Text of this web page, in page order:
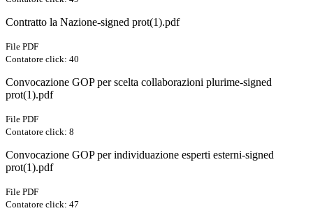
Contratto la Nazione-signed prot(1).pdf
File PDF
Contatore click: 40
Convocazione GOP per scelta collaborazioni plurime-signed
prot(1).pdf
File PDF
Contatore click: 8
Convocazione GOP per individuazione esperti esterni-signed
prot(1).pdf
File PDF
Contatore click: 47